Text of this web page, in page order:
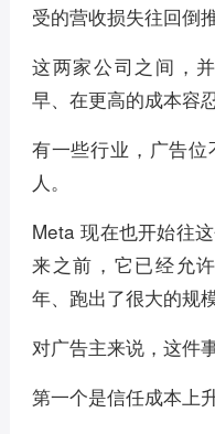
受的营收损失往回倒
这两家公司之间，
早、在更高的成本容
有一些行业，广告
人。
Meta 现在也开始往
来之前，它已经允
年、跑出了很大的规
对广告主来说，这件
第一个是信任成本上升